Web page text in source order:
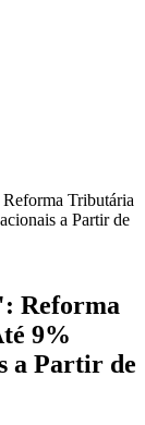
Tributária
a Partir de
Reforma
9%
a Partir de